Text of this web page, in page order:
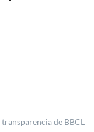
transparencia de BBCL